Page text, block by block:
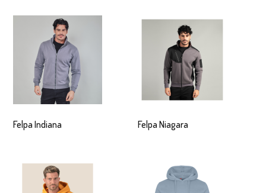
Felpa Indiana Felpa Niagara